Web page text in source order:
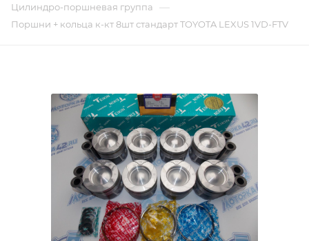
Цилиндро-поршневая группа —
Поршни + кольца к-кт 8шт стандарт TOYOTA LEXUS 1VD-FTV